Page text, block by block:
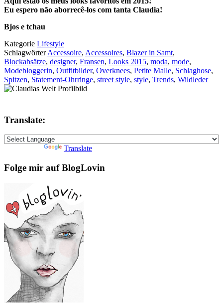
Eu espero não aborrecê-los com tanta Claudia!
Bjos e tchau
Kategorie Lifestyle
SchlagwörterAccessoire, Accessoires, Blazer in Samt,
Blockabsätze, designer, Fransen, Looks 2015, moda, mode,
Modebloggerin, Outfitbilder, Overknees, Petite Malle, Schlaghose,
Spitzen, Statement-Ohrringe, street style, style, Trends, Wildleder
Translate:
Translate
Folge mir auf BlogLovin